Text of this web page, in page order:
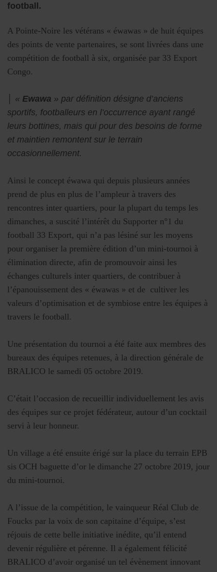
football.
A Pointe-Noire les vétérans « éwawas » de huit équipes
des points de vente partenaires, se sont livrées dans une
compétition de football à six, organisée par 33 Export
Congo.
│ « Ewawa » par définition désigne d’anciens
sportifs, footballeurs en l’occurrence ayant rangé
leurs bottines, mais qui pour des besoins de forme
et maintien remontent sur le terrain
occasionnellement.
Ainsi le concept éwawa qui depuis plusieurs années
prend de plus en plus de l’ampleur à travers des
rencontres inter quartiers, pour la plupart du temps les
dimanches, a suscité l’intérêt du Supporter n°1 du
football 33 Export, qui n’a pas lésiné sur les moyens
pour organiser la première édition d’un mini-tournoi à
élimination directe, afin de promouvoir ainsi les
échanges culturels inter quartiers, de contribuer à
l’épanouissement des « éwawas » et de cultiver les
valeurs d’optimisation et de symbiose entre les équipes à
travers le football.
Une présentation du tournoi a été faite aux membres des
bureaux des équipes retenues, à la direction générale de
BRALICO le samedi 05 octobre 2019.
C’était l’occasion de recueillir individuellement les avis
des équipes sur ce projet fédérateur, autour d’un cocktail
servi à leur honneur.
Un village a été ensuite érigé sur la place du terrain EPB
sis OCH baguette d’or le dimanche 27 octobre 2019, jour
du mini-tournoi.
A l’issue de la compétition, le vainqueur Réal Club de
Foucks par la voix de son capitaine d’équipe, s’est
réjouis de cette belle initiative inédite, qu’il entend
devenir régulière et pérenne. Il a également félicité
BRALICO d’avoir organisé un tel évènement innovant